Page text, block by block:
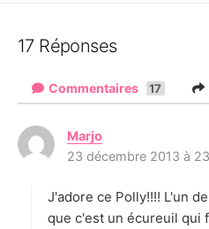
17 Réponses
Commentaires 17
Marjo
i
:
23 décembre 2013 à
J'adore ce Polly!!!! L'un
que c'est un écureuil qui